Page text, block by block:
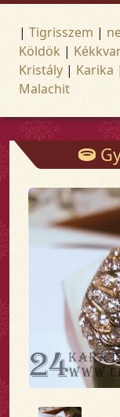
| Tigrisszem |
Köldök |
Kristály | Karika |
Malachit